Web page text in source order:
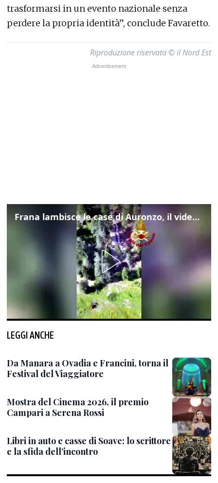
trasformarsi in un evento nazionale senza
perdere la propria identità”, conclude Favaretto.
Riproduzione riservata © il Nord Est
Frana lambisce le case di Auronzo, il video dall'elicottero dei vigili del fuoco
LEGGI ANCHE
Da Manara a Ovadia e Francini, torna il
Festival del Viaggiatore
Mostra del Cinema 2026, il premio
Campari a Serena Rossi
Libri in auto e casse di Soave: lo scrittore
e la sfida dell’incontro